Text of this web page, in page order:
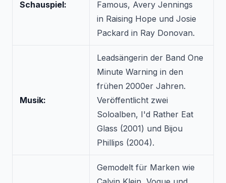
Schauspiel:
Famous, Avery Jennings
in Raising Hope und Josie
Packard in Ray Donovan.
Musik:
Leadsängerin der Band One
Minute Warning in den
frühen 2000er Jahren.
Veröffentlicht zwei
Soloalben, I'd Rather Eat
Glass (2001) und Bijou
Phillips (2004).
Gemodelt für Marken wie